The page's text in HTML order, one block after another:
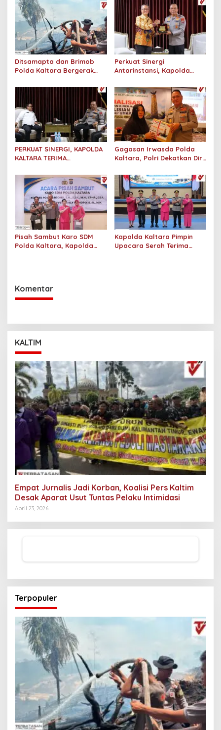
Ditsamapta dan Brimob
Polda Kaltara Bergerak
Kebakaran Lahan Gambut
Perkuat Sinergi
Antarinstansi, Kapolda
Pratama Tanjung Redeb
dan KPP Pratama Tarakan
PERKUAT SINERGI, KAPOLDA
KALTARA TERIMA
ATR/BPN PROVINSI
KALIMANTAN UTARA
Gagasan Irwasda Polda
Kaltara, Polri Dekatkan Diri
Sosialisasi dan Workshop
Digital Marketing
Pisah Sambut Karo SDM
Polda Kaltara, Kapolda
Kapolda Kaltara Pimpin
Upacara Serah Terima
Komentar
KALTIM
Empat Jurnalis Jadi Korban, Koalisi Pers Kaltim
Desak Aparat Usut Tuntas Pelaku Intimidasi
April 23, 2026
Terpopuler